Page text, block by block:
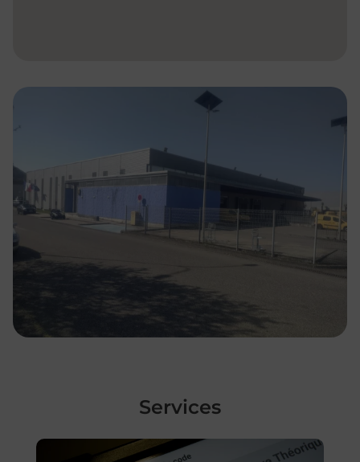
Services
En savoir plus